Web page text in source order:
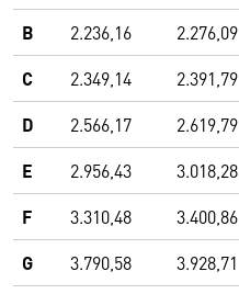
B 2.236,16 2.276,09
C 2.349,14 2.391,79
D 2.566,17 2.619,79
E 2.956,43 3.018,28
F 3.310,48 3.400,86
G 3.790,58 3.928,71